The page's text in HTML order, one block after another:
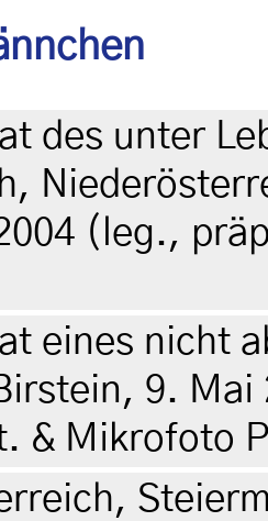
des unter
(leg.,
eines nicht
9.
& Mikrofoto